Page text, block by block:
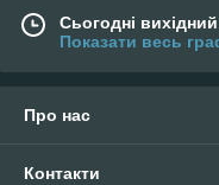
Сьогодні вихідний
Показати весь
Про нас
Контакти